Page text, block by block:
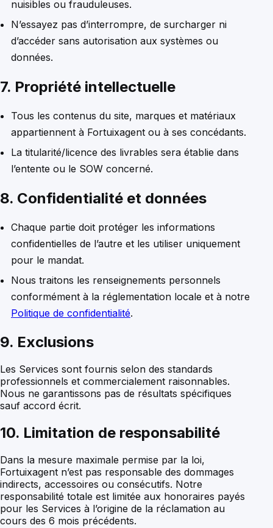
nuisibles ou frauduleuses.
N’essayez pas d’interrompre, de surcharger ni
d’accéder sans autorisation aux systèmes ou
données.
7. Propriété intellectuelle
Tous les contenus du site, marques et matériaux
appartiennent à Fortuixagent ou à ses concédants.
La titularité/licence des livrables sera établie dans
l’entente ou le SOW concerné.
8. Confidentialité et données
Chaque partie doit protéger les informations
confidentielles de l’autre et les utiliser uniquement
pour le mandat.
Nous traitons les renseignements personnels
conformément à la réglementation locale et à notre
Politique de confidentialité.
9. Exclusions
Les Services sont fournis selon des standards
professionnels et commercialement raisonnables.
Nous ne garantissons pas de résultats spécifiques
sauf accord écrit.
10. Limitation de responsabilité
Dans la mesure maximale permise par la loi,
Fortuixagent n’est pas responsable des dommages
indirects, accessoires ou consécutifs. Notre
responsabilité totale est limitée aux honoraires payés
pour les Services à l’origine de la réclamation au
cours des 6 mois précédents.